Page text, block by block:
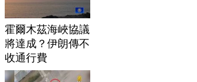
霍爾木茲海峽協議
將達成？伊朗傳不
收通行費